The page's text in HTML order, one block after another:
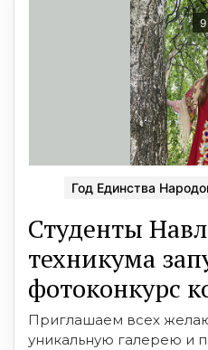
Год Единства
Студенты
техникума
фотоконкурс
Приглашаем всех
уникальную галерею и